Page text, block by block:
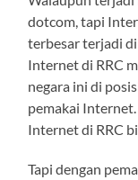
dotcom, tapi
terbesar terjadi di
Internet di RRC
negara ini di
pemakai
Internet di RRC
Tapi dengan